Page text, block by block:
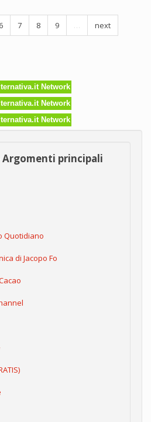
6 7 8 9 …
next
Network
Network
Network
Argomenti principali
Quotidiano
di Jacopo Fo